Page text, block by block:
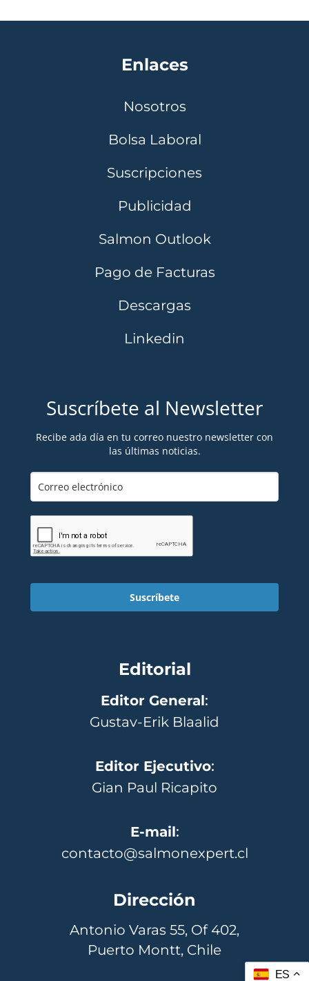
Enlaces
Nosotros
Bolsa Laboral
Suscripciones
Publicidad
Salmon Outlook
Pago de Facturas
Descargas
Linkedin
Suscríbete al Newsletter
Recibe ada día en tu correo nuestro newsletter con
las últimas noticias.
Suscríbete
Editorial
Editor General:
Gustav-Erik Blaalid
Editor Ejecutivo:
Gian Paul Ricapito
E-mail:
contacto@salmonexpert.cl
Dirección
Antonio Varas 55, Of 402,
Puerto Montt, Chile
ES